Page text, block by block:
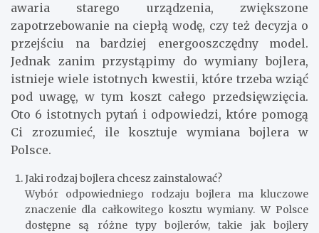
awaria starego urządzenia, zwiększone
zapotrzebowanie na ciepłą wodę, czy też decyzja o
przejściu na bardziej energooszczędny model.
Jednak zanim przystąpimy do wymiany bojlera,
istnieje wiele istotnych kwestii, które trzeba wziąć
pod uwagę, w tym koszt całego przedsięwzięcia.
Oto 6 istotnych pytań i odpowiedzi, które pomogą
Ci zrozumieć, ile kosztuje wymiana bojlera w
Polsce.
Jaki rodzaj bojlera chcesz zainstalować?
Wybór odpowiedniego rodzaju bojlera ma kluczowe
znaczenie dla całkowitego kosztu wymiany. W Polsce
dostępne są różne typy bojlerów, takie jak bojlery